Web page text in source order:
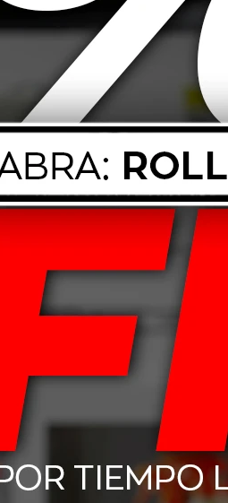
homogénea.
un paño adecuado.
fabricante para cada producto
agresivos.
pueden interesar